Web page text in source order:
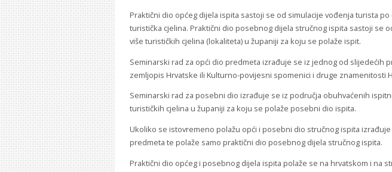
Praktični dio općeg dijela ispita sastoji se od simulacije vođenja turista
turistička cjelina. Praktični dio posebnog dijela stručnog ispita sastoji se
više turističkih cjelina (lokaliteta) u županiji za koju se polaže ispit.
Seminarski rad za opći dio predmeta izrađuje se iz jednog od slijedećih
zemljopis Hrvatske ili Kulturno-povijesni spomenici i druge znamenitosti
Seminarski rad za posebni dio izrađuje se iz područja obuhvaćenih
turističkih cjelina u županiji za koju se polaže posebni dio ispita.
Ukoliko se istovremeno polažu opći i posebni dio stručnog ispita
predmeta te polaže samo praktični dio posebnog dijela stručnog ispita.
Praktični dio općeg i posebnog dijela ispita polaže se na hrvatskom i na